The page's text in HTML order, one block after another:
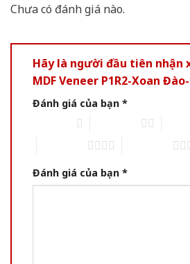
Chưa có đánh giá nào.
Hãy là người đầu tiên nhận
MDF Veneer P1R2-Xoan Đào-
Đánh giá của bạn *
Đánh giá của bạn *